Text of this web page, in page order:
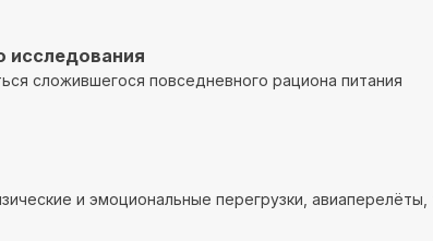
исследования
сложившегося повседневного рациона питания
и эмоциональные перегрузки,